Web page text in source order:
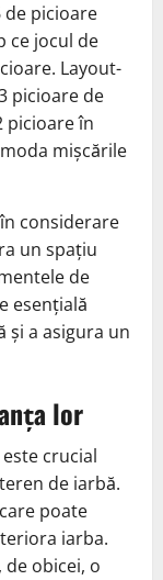
de picioare
ce jocul de
Layout-
picioare de
picioare în
mișcările
considerare
un spațiu
de
esențială
și a asigura un
lor
crucial
de iarbă.
poate
iarba.
obicei, o